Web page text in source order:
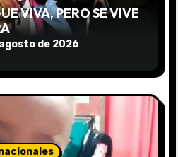
VIVA, PERO SE VIVE
de 2026